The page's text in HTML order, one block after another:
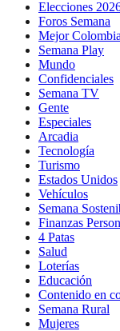
Elecciones
Foros Semana
Mejor Colombia
Semana Play
Mundo
Confidenciales
Semana TV
Gente
Especiales
Arcadia
Tecnología
Turismo
Estados Unidos
Vehículos
Semana
Finanzas
4 Patas
Salud
Loterías
Educación
Contenido en
Semana Rural
Mujeres